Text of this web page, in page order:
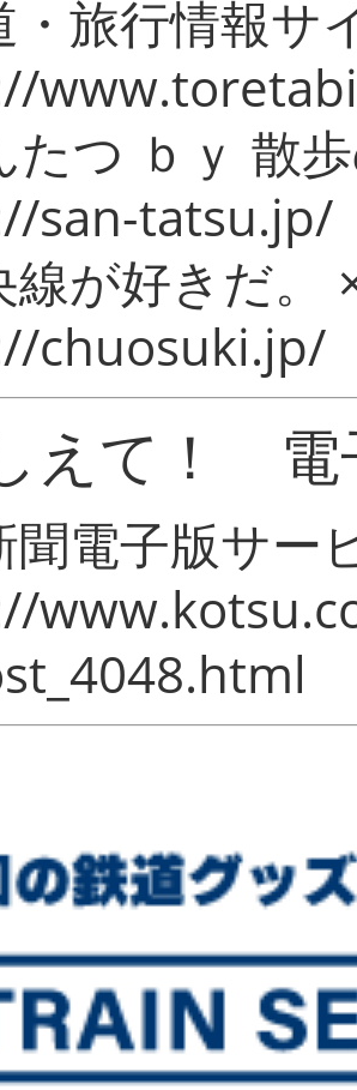
・旅行情報サ
たつ ｂｙ 散
san-tatsu.jp/
線が好きだ。
chuosuki.jp/
えて！ 電
聞電子版サー